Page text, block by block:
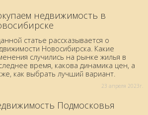
недвижимость в
статье рассказывается о
Новосибирска. Какие
случились на рынке жилья в
время, какова динамика цен, а
как выбрать лучший вариант.
23 aпреля 2023г.
Подмосковья